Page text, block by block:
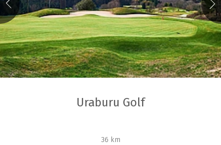
Uraburu Golf
36 km